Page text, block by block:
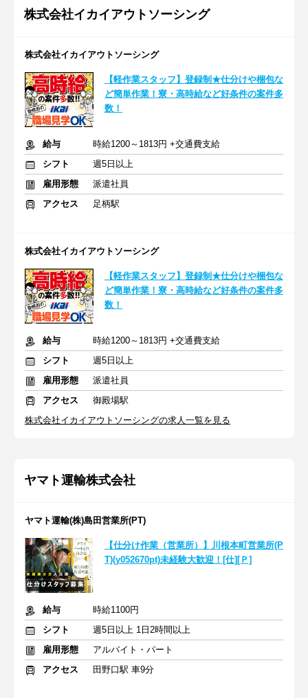
株式会社イカイアウトソーシング
株式会社イカイアウトソーシング
【軽作業スタッフ】登録制★仕分けや梱包な
ど簡単作業！寮・高時給など好条件の案件多
数！
給与
時給1200～1813円 +交通費支給
シフト
週5日以上
雇用形態
派遣社員
アクセス
足柄駅
株式会社イカイアウトソーシング
【軽作業スタッフ】登録制★仕分けや梱包な
ど簡単作業！寮・高時給など好条件の案件多
数！
給与
時給1200～1813円 +交通費支給
シフト
週5日以上
雇用形態
派遣社員
アクセス
御殿場駅
株式会社イカイアウトソーシングの求人一覧を見る
ヤマト運輸株式会社
ヤマト運輸(株)島田営業所(PT)
【仕分け作業（営業所）】川根本町営業所(P
T)(y052670pt)未経験大歓迎！[仕][Ｐ]
給与
時給1100円
シフト
週5日以上 1日2時間以上
雇用形態
アルバイト・パート
アクセス
田野口駅 車9分